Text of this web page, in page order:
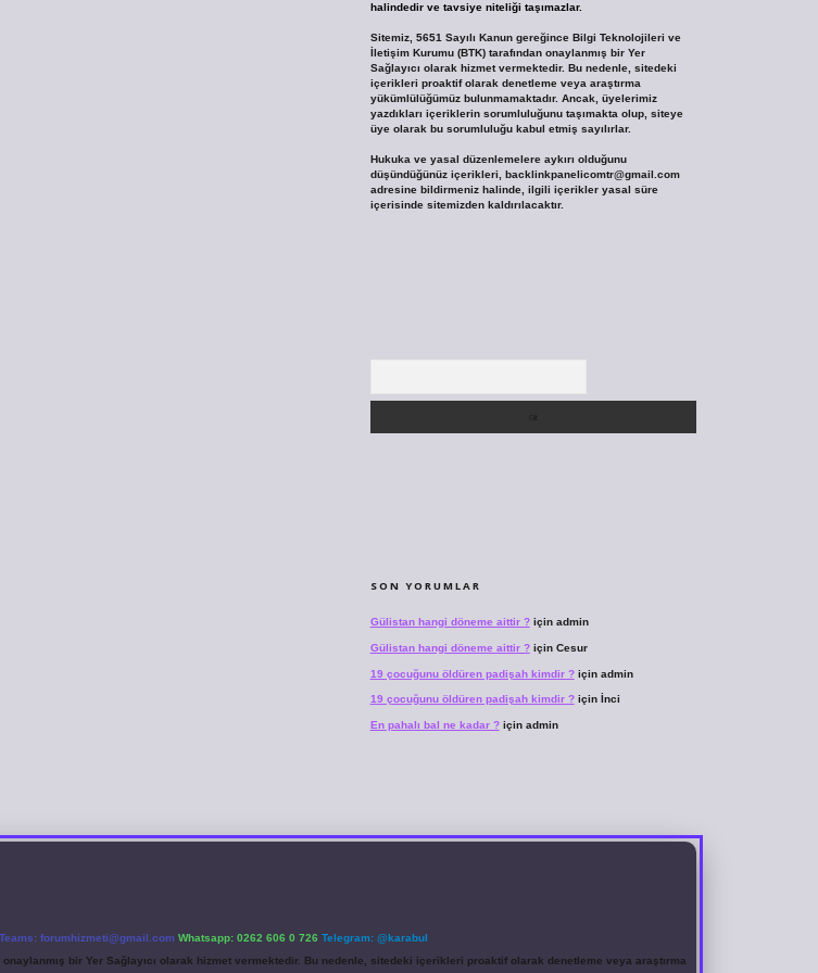
halindedir ve tavsiye niteliği taşımazlar.
Sitemiz, 5651 Sayılı Kanun gereğince Bilgi Teknolojileri ve
İletişim Kurumu (BTK) tarafından onaylanmış bir Yer
Sağlayıcı olarak hizmet vermektedir. Bu nedenle, sitedeki
içerikleri proaktif olarak denetleme veya araştırma
yükümlülüğümüz bulunmamaktadır. Ancak, üyelerimiz
yazdıkları içeriklerin sorumluluğunu taşımakta olup, siteye
üye olarak bu sorumluluğu kabul etmiş sayılırlar.
Hukuka ve yasal düzenlemelere aykırı olduğunu
düşündüğünüz içerikleri, backlinkpanelicomtr@gmail.com
adresine bildirmeniz halinde, ilgili içerikler yasal süre
içerisinde sitemizden kaldırılacaktır.
SON YORUMLAR
Gülistan hangi döneme aittir ?için admin
Gülistan hangi döneme aittir ?için Cesur
19 çocuğunu öldüren padişah kimdir ?için admin
19 çocuğunu öldüren padişah kimdir ?için İnci
En pahalı bal ne kadar ?için admin
Teams: forumhizmeti@gmail.com Whatsapp: 0262 606 0 726 Telegram: @karabul
bir Yer Sağlayıcı olarak hizmet vermektedir. Bu nedenle, sitedeki içerikleri proaktif olarak denetleme veya araştırma